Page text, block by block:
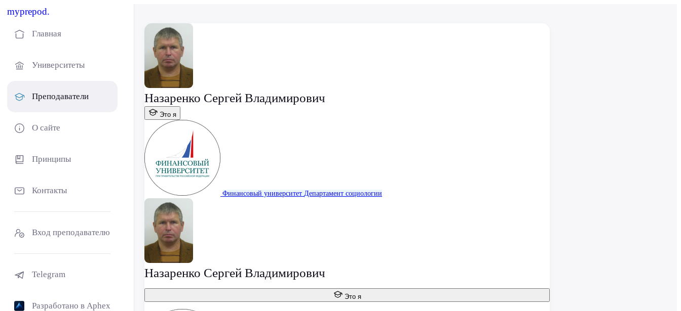
myprepod.
Главная
Университеты
Преподаватели
О сайте
Принципы
Контакты
Вход преподавателю
Telegram
Разработано в Aphex
Назаренко Сергей Владимирович
Это я
Финансовый университет Департамент социологии
Назаренко Сергей Владимирович
Это я